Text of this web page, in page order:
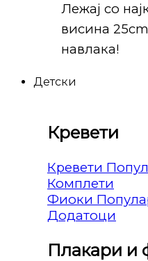
Лежај со
висина
навлака!
Детски
Кревети
Кревети
Комплети
Фиоки
Додатоци
Плакари и